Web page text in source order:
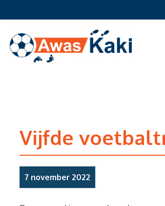
naar
inhoud
Vijfde
7 november 2022